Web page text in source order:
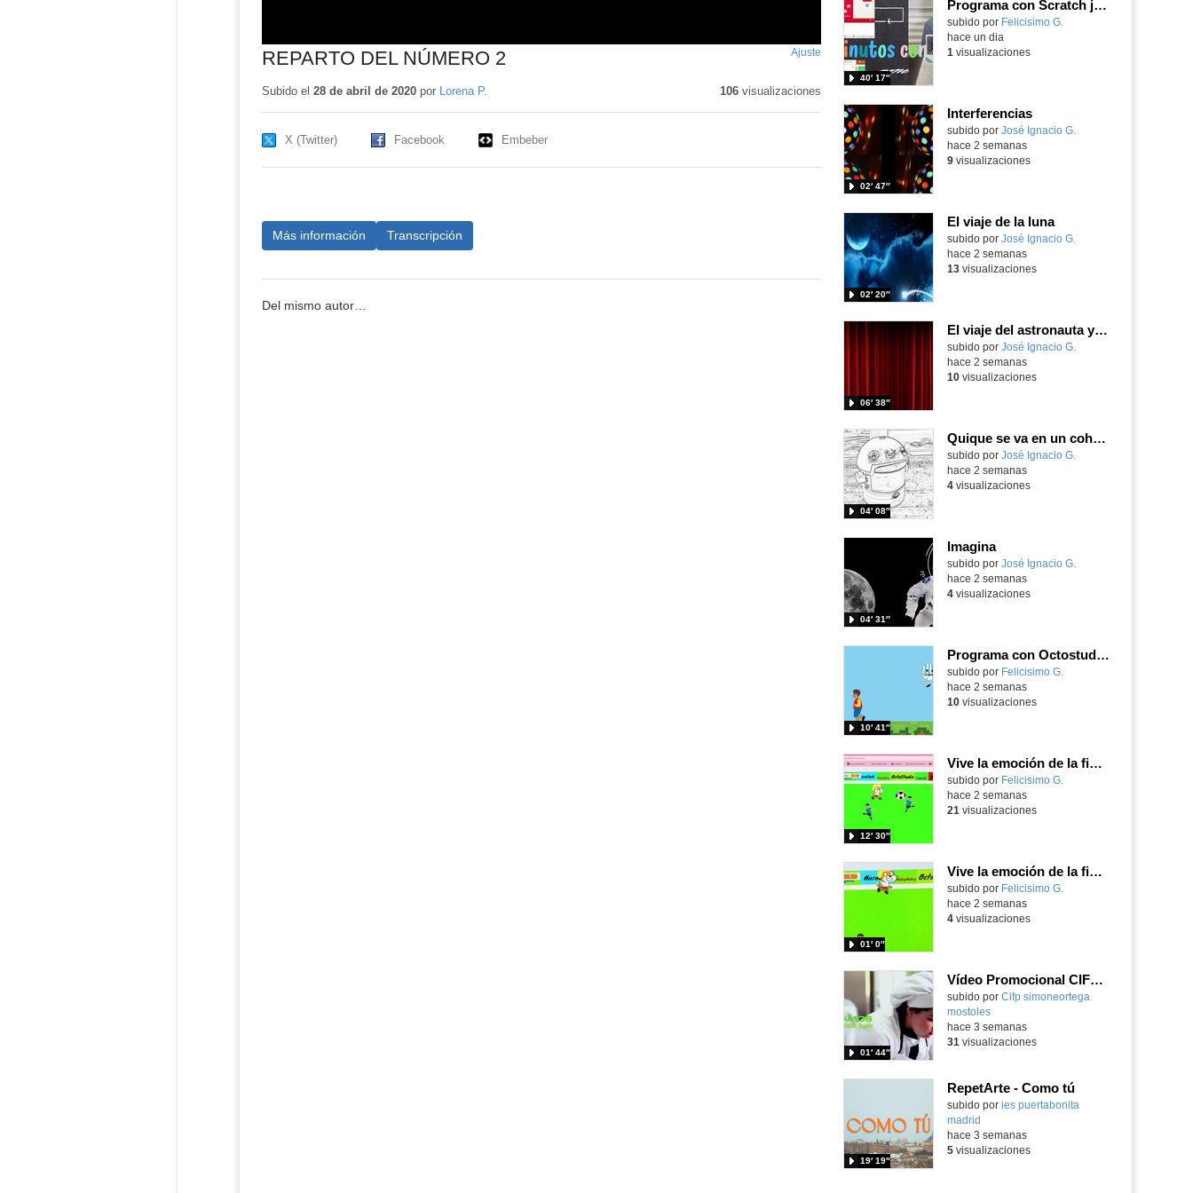
REPARTO DEL NÚMERO 2 Ajuste
pantalla
Subido el 28 de abril de 2020por Lorena P. 106visualizaciones
X (Twitter) Facebook Embeber
Más información Transcripción
Del mismo autor…
Programa con Scratch juegos con los partidos del mundial 2026 ganados por España
Contenido educativo.
subido por Felicisimo G.
40′ 17″
hace un dia
1 visualizaciones
Interferencias
Contenido educativo.
subido por José Ignacio G.
02′ 47″
hace 2 semanas
9visualizaciones
El viaje de la luna
Contenido educativo.
subido por José Ignacio G.
02′ 20″
hace 2 semanas
13visualizaciones
El viaje del astronauta y la luna
Contenido educativo.
subido por José Ignacio G.
06′ 38″
hace 2 semanas
10visualizaciones
Quique se va en un cohete
Contenido educativo.
subido por José Ignacio G.
04′ 08″
hace 2 semanas
4visualizaciones
Imagina
Contenido educativo.
subido por José Ignacio G.
04′ 31″
hace 2 semanas
4visualizaciones
Programa con Octostudio, un juego de 4 personajes ganando la copa del mundo saltando y esquivando rivales.
Contenido educativo.
subido por Felicisimo G.
10′ 41″
hace 2 semanas
10visualizaciones
Vive la emoción de la final del mundial programando con Scratch, un juego de toques y esquivar contrarios
Contenido educativo.
subido por Felicisimo G.
12′ 30″
hace 2 semanas
21 visualizaciones
Vive la emoción de la final del mundial 2026, programando con Scratch un juego de toques.
Contenido educativo.
subido por Felicisimo G.
01′ 0″
hace 2 semanas
4visualizaciones
Vídeo Promocional CIFP Simone Ortega
Contenido educativo.
subido por Cifp simoneortega
mostoles
01′ 44″
-
hace 3 semanas
31 visualizaciones
RepetArte - Como tú
subido por ies puertabonita
madrid
19′ 19″
hace 3 semanas
5visualizaciones